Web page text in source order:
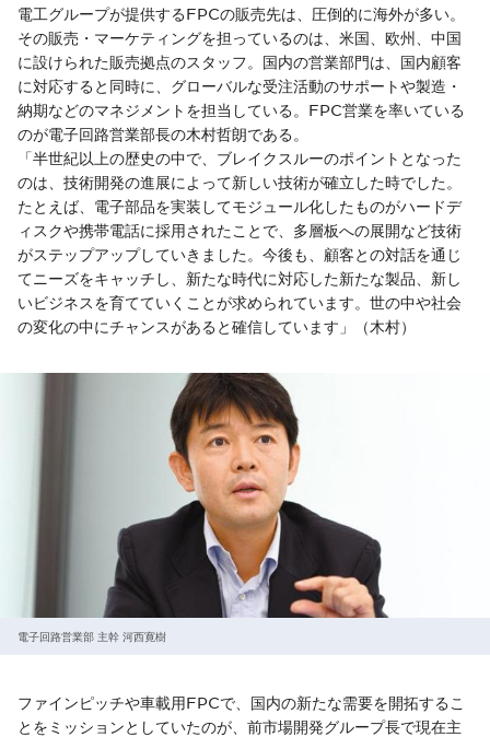
電工グループが提供するFPCの販売先は、圧倒的に海外が多い。
その販売・マーケティングを担っているのは、米国、欧州、中国
に設けられた販売拠点のスタッフ。国内の営業部門は、国内顧客
に対応すると同時に、グローバルな受注活動のサポートや製造・
納期などのマネジメントを担当している。FPC営業を率いている
のが電子回路営業部長の木村哲朗である。
「半世紀以上の歴史の中で、ブレイクスルーのポイントとなった
のは、技術開発の進展によって新しい技術が確立した時でした。
たとえば、電子部品を実装してモジュール化したものがハードデ
ィスクや携帯電話に採用されたことで、多層板への展開など技術
がステップアップしていきました。今後も、顧客との対話を通じ
てニーズをキャッチし、新たな時代に対応した新たな製品、新し
いビジネスを育てていくことが求められています。世の中や社会
の変化の中にチャンスがあると確信しています」（木村）
電子回路営業部 主幹 河西寛樹
ファインピッチや車載用FPCで、国内の新たな需要を開拓するこ
とをミッションとしていたのが、前市場開発グループ長で現在主